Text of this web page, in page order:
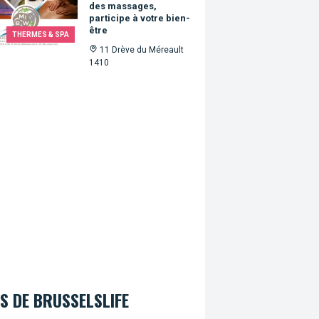
THERMES & SPA
des massages,
participe à votre bien-
être
11 Drève du Méreault
1410
DE BRUSSELSLIFE